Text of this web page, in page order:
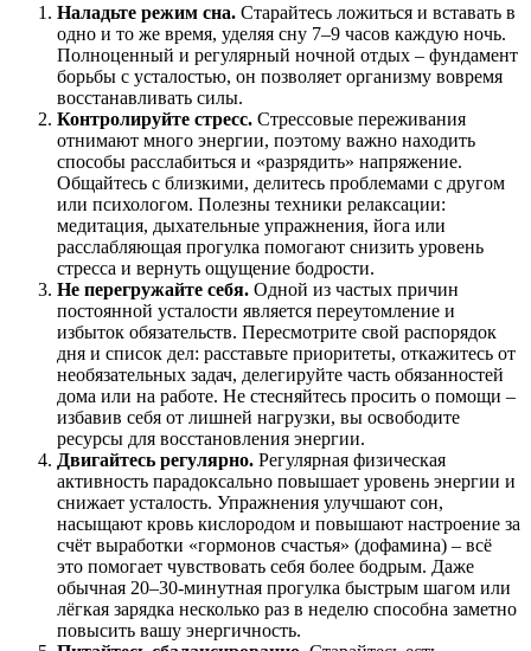
Наладьте режим сна. Старайтесь ложиться и вставать в
одно и то же время, уделяя сну 7–9 часов каждую ночь.
Полноценный и регулярный ночной отдых – фундамент
борьбы с усталостью, он позволяет организму вовремя
восстанавливать силы.
Контролируйте стресс. Стрессовые переживания
отнимают много энергии, поэтому важно находить
способы расслабиться и «разрядить» напряжение.
Общайтесь с близкими, делитесь проблемами с другом
или психологом. Полезны техники релаксации:
медитация, дыхательные упражнения, йога или
расслабляющая прогулка помогают снизить уровень
стресса и вернуть ощущение бодрости.
Не перегружайте себя. Одной из частых причин
постоянной усталости является переутомление и
избыток обязательств. Пересмотрите свой распорядок
дня и список дел: расставьте приоритеты, откажитесь от
необязательных задач, делегируйте часть обязанностей
дома или на работе. Не стесняйтесь просить о помощи –
избавив себя от лишней нагрузки, вы освободите
ресурсы для восстановления энергии.
Двигайтесь регулярно. Регулярная физическая
активность парадоксально повышает уровень энергии и
снижает усталость. Упражнения улучшают сон,
насыщают кровь кислородом и повышают настроение за
счёт выработки «гормонов счастья» (дофамина) – всё
это помогает чувствовать себя более бодрым. Даже
обычная 20–30-минутная прогулка быстрым шагом или
лёгкая зарядка несколько раз в неделю способна заметно
повысить вашу энергичность.